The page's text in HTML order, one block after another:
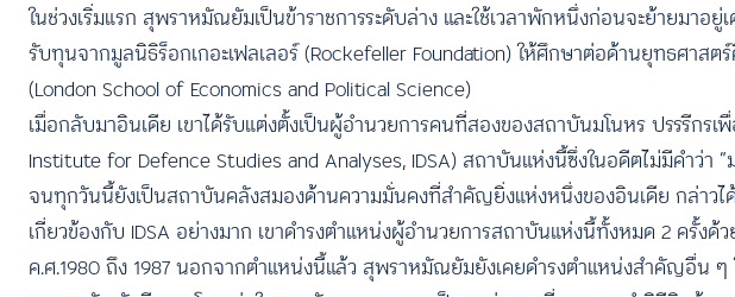
ในช่วงเริ่มแรก สุพราหมัณยัมเป็นข้าราชการระดับล่าง และใช้เวลาพักหนึ่งก่อนจะย้ายมาอ
รับทุนจากมูลนิธิร็อกเกอะเฟลเลอร์ (Rockefeller Foundation) ให้ศึกษาต่อด้านยุทธศาส
(London School of Economics and Political Science)
เมื่อกลับมาอินเดีย เขาได้รับแต่งตั้งเป็นผู้อำนวยการคนที่สองของสถาบันมโนหร ปรรรีกรเ
Institute for Defence Studies and Analyses, IDSA) สถาบันแห่งนี้ซึ่งในอดีตไม่มีคำว่า
จนทุกวันนี้ยังเป็นสถาบันคลังสมองด้านความมั่นคงที่สำคัญยิ่งแห่งหนึ่งของอินเดีย กล่าว
เกี่ยวข้องกับ IDSA อย่างมาก เขาดำรงตำแหน่งผู้อำนวยการสถาบันแห่งนี้ทั้งหมด 2 ครั้งด้
ค.ศ.1980 ถึง 1987 นอกจากตำแหน่งนี้แล้ว สุพราหมัณยัมยังเคยดำรงตำแหน่งสำคัญอื่น ๆ